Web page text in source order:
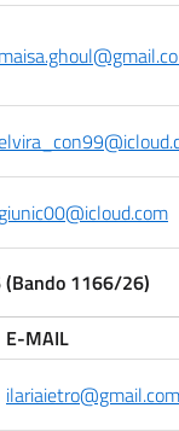
giunic00@icloud.com
1166/26)
E-MAIL
ilariaietro@gmail.com